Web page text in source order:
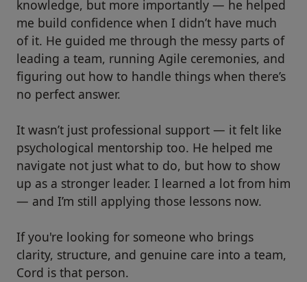
knowledge, but more importantly — he helped
me build confidence when I didn’t have much
of it. He guided me through the messy parts of
leading a team, running Agile ceremonies, and
figuring out how to handle things when there’s
no perfect answer.
It wasn’t just professional support — it felt like
psychological mentorship too. He helped me
navigate not just what to do, but how to show
up as a stronger leader. I learned a lot from him
— and I’m still applying those lessons now.
If you're looking for someone who brings
clarity, structure, and genuine care into a team,
Cord is that person.